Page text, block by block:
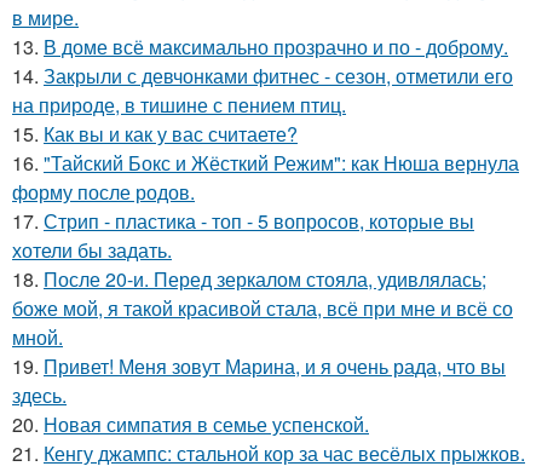
в мире.
13. В доме всё максимально прозрачно и по - доброму.
14. Закрыли с девчонками фитнес - сезон, отметили его
на природе, в тишине с пением птиц.
15. Как вы и как у вас считаете?
16. "Тайский Бокс и Жёсткий Режим": как Нюша вернула
форму после родов.
17. Стрип - пластика - топ - 5 вопросов, которые вы
хотели бы задать.
18. После 20-и. Перед зеркалом стояла, удивлялась;
боже мой, я такой красивой стала, всё при мне и всё со
мной.
19. Привет! Меня зовут Марина, и я очень рада, что вы
здесь.
20. Новая симпатия в семье успенской.
21. Кенгу джампс: стальной кор за час весёлых прыжков.